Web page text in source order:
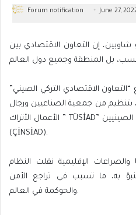
Forum notification June 27,
شاوبين، إن التعاون الاقتصادي بين
الاقتصادي التركي الصيني”
من جمعية الصناعيين ورجال
الأعمال الأتراك ” TÜSİAD” وجمعية الصناعيين ورجال الأعمال الصينيين
(ÇİNSİAD).
الإقليمية نقلت النظام
به، ما تسبب في تراجع الأمن
والحوكمة في العالم.